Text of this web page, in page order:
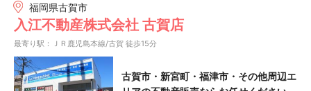
福岡県古賀市
入江不動産株式会社 古賀店
最寄り駅：ＪＲ鹿児島本線/古賀 徒歩15分
古賀市・新宮町・福津市・その他周辺エ